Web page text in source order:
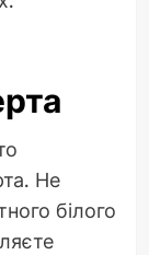
Не
білого